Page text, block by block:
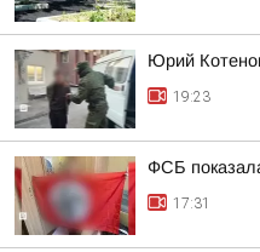
Юрий
19:23
ФСБ
17:31